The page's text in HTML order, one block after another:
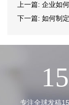
上一篇: 企业如
下一篇: 如何制
15
专注全球发稿